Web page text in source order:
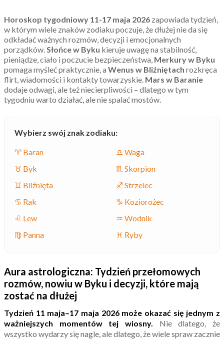
Horoskop tygodniowy 11-17 maja 2026 zapowiada tydzień,
w którym wiele znaków zodiaku poczuje, że dłużej nie da się
odkładać ważnych rozmów, decyzji i emocjonalnych
porządków.Słońce w Byku kieruje uwagę na stabilność,
pieniądze, ciało i poczucie bezpieczeństwa, Merkury w Byku
pomaga myśleć praktycznie, a Wenus w Bliźniętach rozkręca
flirt, wiadomości i kontakty towarzyskie. Mars w Baranie
dodaje odwagi, ale też niecierpliwości – dlatego w tym
tygodniu warto działać, ale nie spalać mostów.
Wybierz swój znak zodiaku:
♈ Baran
♉ Byk
♊ Bliźnięta
♋ Rak
♌ Lew
♍ Panna
♎ Waga
♏ Skorpion
♐ Strzelec
♑ Koziorożec
♒ Wodnik
♓ Ryby
Aura astrologiczna: Tydzień przełomowych
rozmów, nowiu w Byku i decyzji, które mają
zostać na dłużej
Tydzień 11 maja–17 maja 2026może okazać się jednym z
ważniejszych momentów tej wiosny. Nie dlatego, że
wszystko wydarzy się nagle, ale dlatego, że wiele spraw zacznie